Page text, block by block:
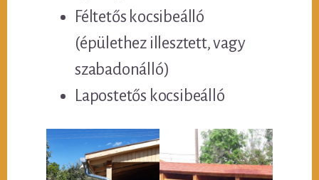
Féltetős kocsibeálló
(épülethez illesztett, vagy
szabadonálló)
Lapostetős kocsibeálló